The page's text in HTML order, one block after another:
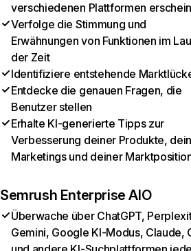
verschiedenen Plattformen
Verfolge die Stimmung und
Erwähnungen von Funktionen im
der Zeit
Identifiziere entstehende
Entdecke die genauen Fragen, die
Benutzer stellen
Erhalte KI-generierte Tipps zur
Verbesserung deiner Produkte,
Marketings und deiner
Semrush Enterprise AIO
Überwache über ChatGPT,
Gemini, Google KI-Modus, Claude,